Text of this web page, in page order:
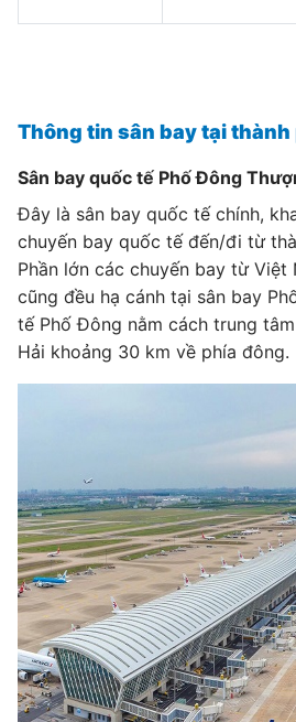
Thông tin sân bay tại
Sân bay quốc tế Phố Đông
Đây là sân bay quốc tế chính,
chuyến bay quốc tế đến/đi từ
Phần lớn các chuyến bay từ Việt
cũng đều hạ cánh tại sân bay
tế Phố Đông nằm cách trung
Hải khoảng 30 km về phía đông.